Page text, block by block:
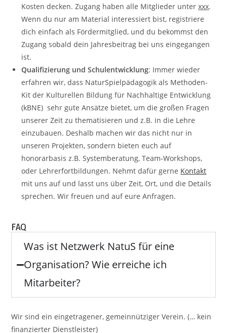
Kosten decken. Zugang haben alle Mitglieder unterxxx.
Wenn du nur am Material interessiert bist, registriere
dich einfach als Fördermitglied, und du bekommst den
Zugang sobald dein Jahresbeitrag bei uns eingegangen
ist.
Qualifizierung und Schulentwicklung: Immer wieder
erfahren wir, dass NaturSpielpädagogik als Methoden-
Kit der Kulturellen Bildung für Nachhaltige Entwicklung
(kBNE) sehr gute Ansätze bietet, um die großen Fragen
unserer Zeit zu thematisieren und z.B. in die Lehre
einzubauen. Deshalb machen wir das nicht nur in
unseren Projekten, sondern bieten euch auf
honorarbasis z.B. Systemberatung, Team-Workshops,
oder Lehrerfortbildungen. Nehmt dafür gerne Kontakt
mit uns auf und lasst uns über Zeit, Ort, und die Details
sprechen. Wir freuen und auf eure Anfragen.
FAQ
Was ist Netzwerk NatuS für eine
Organisation? Wie erreiche ich
Mitarbeiter?
Wir sind ein eingetragener, gemeinnütziger Verein. (… kein
finanzierter Dienstleister)